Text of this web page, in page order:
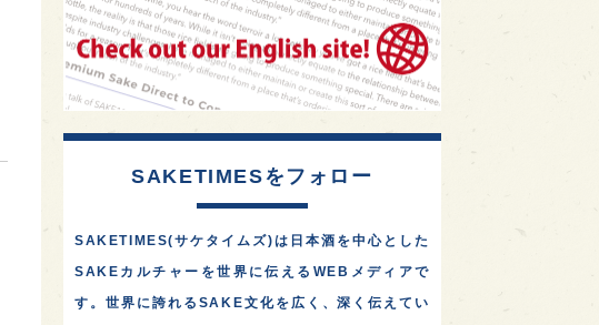
SAKETIMESをフォロー
SAKETIMES(サケタイムズ)は日本酒を中心とした
SAKEカルチャーを世界に伝えるWEBメディアで
す。世界に誇れるSAKE文化を広く、深く伝えてい